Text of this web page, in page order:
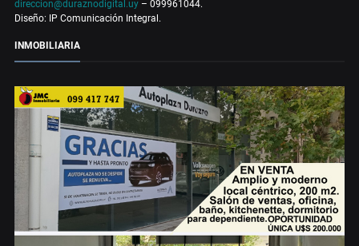
direccion@duraznodigital.uy – 099961044.
Diseño: IP Comunicación Integral.
INMOBILIARIA